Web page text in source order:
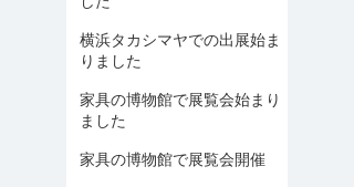
横浜タカシマヤでの出展始ま
りました
家具の博物館で展覧会始まり
ました
家具の博物館で展覧会開催